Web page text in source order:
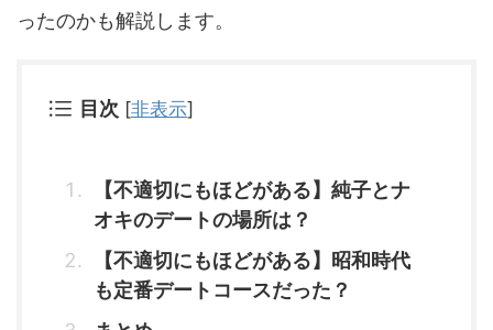
ったのかも解説します。
目次 [非表示]
【不適切にもほどがある】純子とナ
オキのデートの場所は？
【不適切にもほどがある】昭和時代
も定番デートコースだった？